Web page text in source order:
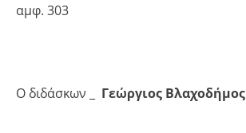
αμφ. 303
Ο διδάσκων _ Γεώργιος Βλαχοδήμος